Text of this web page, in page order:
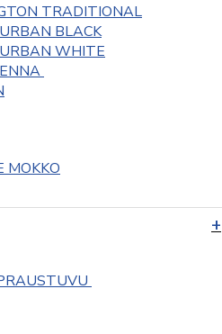
TRADITIONAL
BLACK
WHITE
MOKKO